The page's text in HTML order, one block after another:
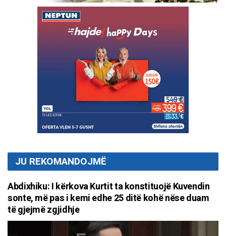
JU REKOMANDOJMË
Abdixhiku: I kërkova Kurtit ta konstituojë Kuvendin
sonte, më pas i kemi edhe 25 ditë kohë nëse duam
të gjejmë zgjidhje